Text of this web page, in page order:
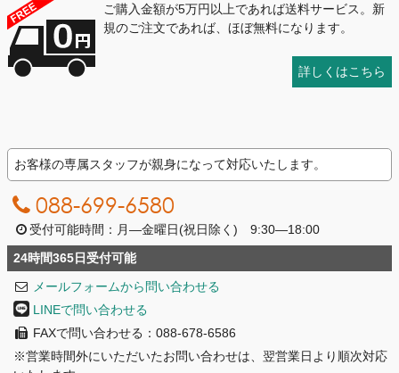
ご購入金額が5万円以上であれば送料サービス。新
規のご注文であれば、ほぼ無料になります。
詳しくはこちら
お客様の専属スタッフが親身になって対応いたします。
088-699-6580
受付可能時間：月―金曜日(祝日除く) 9:30―18:00
24時間365日受付可能
メールフォームから問い合わせる
LINEで問い合わせる
FAXで問い合わせる：088-678-6586
※営業時間外にいただいたお問い合わせは、翌営業日より順次対応